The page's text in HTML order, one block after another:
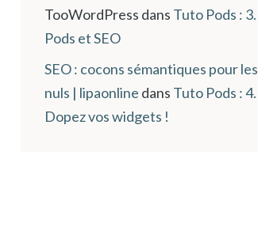
TooWordPress dans Tuto Pods : 3.
Pods et SEO
SEO : cocons sémantiques pour les
nuls | lipaonline dans Tuto Pods : 4.
Dopez vos widgets !